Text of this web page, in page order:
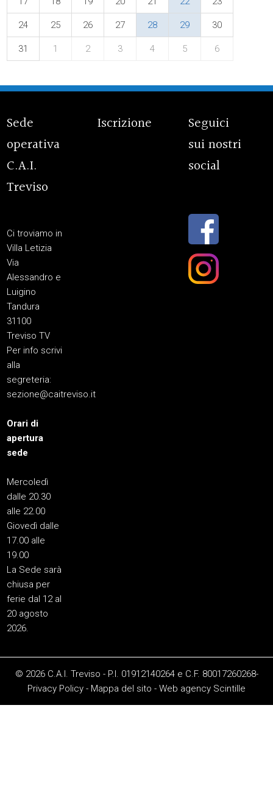
24 25 26 27 28 29 30
31 1 2 3 4 5 6
Sede
operativa
C.A.I.
Treviso
Ci troviamo in
Villa Letizia
Via
Alessandro e
Luigino
Tandura
31100
Treviso TV
Per info scrivi
alla
segreteria:
sezione@caitreviso.it
Orari di
apertura
sede
Mercoledì
dalle 20.30
alle 22.00
Giovedì dalle
17.00 alle
19.00
La Sede sarà
chiusa per
ferie dal 12 al
20 agosto
2026.
Iscrizione
Seguici
sui nostri
social
© 2026 C.A.I. Treviso - P.I. 01912140264 e C.F. 80017260268-
Privacy Policy - Mappa del sito - Web agency Scintille